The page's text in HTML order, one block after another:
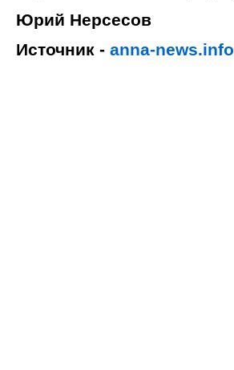
Юрий Нерсесов
Источник - anna-news.info